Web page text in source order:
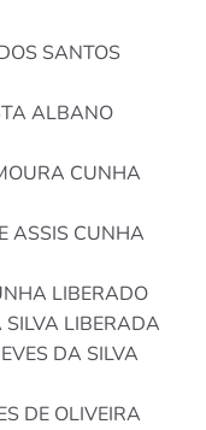
SANTOS
ALBANO
CUNHA
ASSIS CUNHA
LIBERADO
LIBERADA
DA SILVA
DE OLIVEIRA